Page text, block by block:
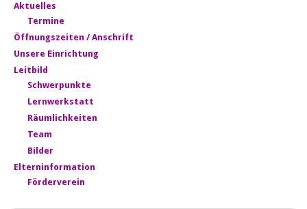
Aktuelles
Termine
Öffnungszeiten / Anschrift
Unsere Einrichtung
Leitbild
Schwerpunkte
Lernwerkstatt
Räumlichkeiten
Team
Bilder
Elterninformation
Förderverein